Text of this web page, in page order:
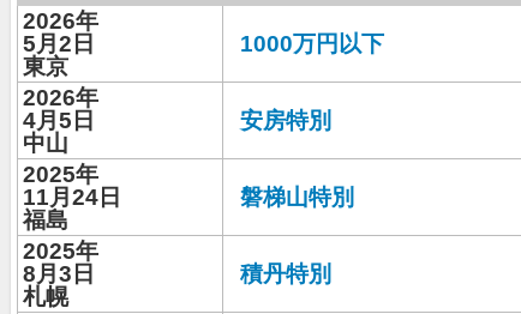
2026年
5月2日
東京
1000万円以下
2026年
4月5日
中山
安房特別
2025年
11月24日
福島
磐梯山特別
2025年
8月3日
札幌
積丹特別